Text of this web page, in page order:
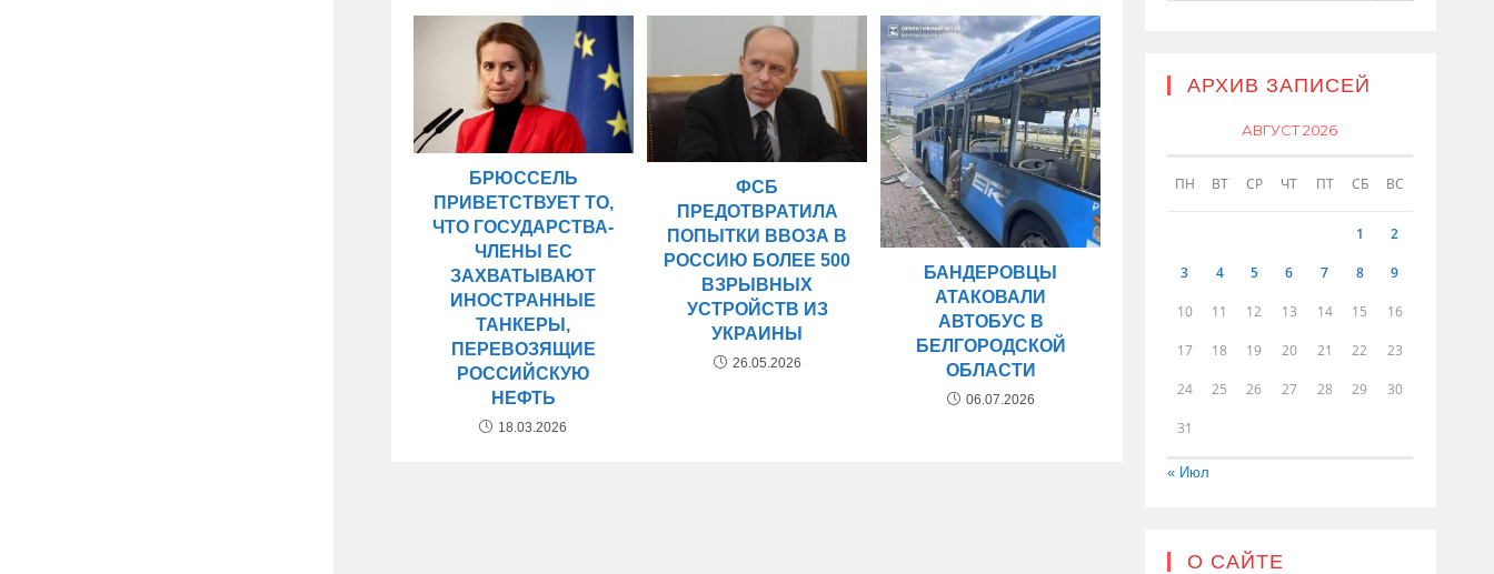
БРЮССЕЛЬ
ПРИВЕТСТВУЕТ ТО,
ЧТО ГОСУДАРСТВА-
ЧЛЕНЫ ЕС
ЗАХВАТЫВАЮТ
ИНОСТРАННЫЕ
ТАНКЕРЫ,
ПЕРЕВОЗЯЩИЕ
РОССИЙСКУЮ
НЕФТЬ
18.03.2026
ФСБ
ПРЕДОТВРАТИЛА
ПОПЫТКИ ВВОЗА В
РОССИЮ БОЛЕЕ 500
ВЗРЫВНЫХ
УСТРОЙСТВ ИЗ
УКРАИНЫ
26.05.2026
БАНДЕРОВЦЫ
АТАКОВАЛИ
АВТОБУС В
БЕЛГОРОДСКОЙ
ОБЛАСТИ
06.07.2026
АРХИВ ЗАПИСЕЙ
АВГУСТ 2026
ПН ВТ СР ЧТ ПТ СБ ВС
1 2
3 4 5 6 7 8 9
10 11 12 13 14 15 16
17 18 19 20 21 22 23
24 25 26 27 28 29 30
31
« Июл
О САЙТЕ